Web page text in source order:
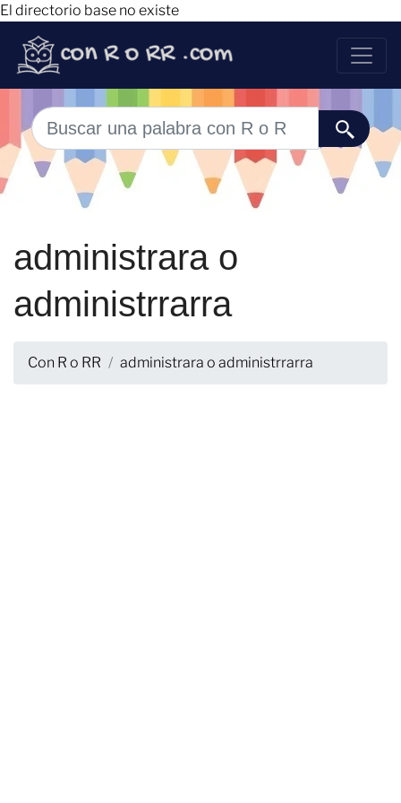
El directorio base no existe
administrara o
administrrarra
Con R o RR administrara o administrrarra